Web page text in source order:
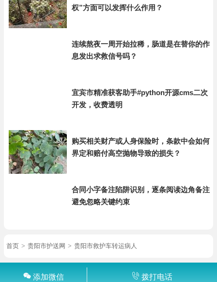
权”方面可以发挥什么作用？
连续熬夜一周开始拉稀，肠道是在替你的作
息发出求救信号吗？
宜宾市精准获客助手#python开源cms二次
开发，收费透明
购买相关财产或人身保险时，条款中会如何
界定和赔付高空抛物导致的损失？
合同小字备注陷阱识别，逐条阅读边角备注
避免忽略关键约束
首页 > 贵阳市护送网 > 贵阳市救护车转运病人
添加微信 拨打电话